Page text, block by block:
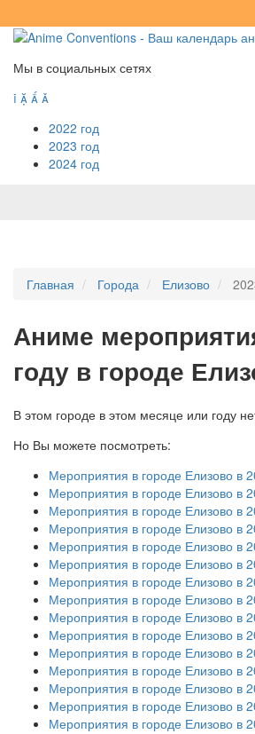
Мы в социальных сетях
   
2022 год
2023 год
2024 год
Главная Города Елизово
Аниме
году в городе
В этом городе в этом месяце или году
Но Вы можете посмотреть:
Мероприятия в городе Елизово в
Мероприятия в городе Елизово в
Мероприятия в городе Елизово в
Мероприятия в городе Елизово в
Мероприятия в городе Елизово в
Мероприятия в городе Елизово в
Мероприятия в городе Елизово в
Мероприятия в городе Елизово в
Мероприятия в городе Елизово в
Мероприятия в городе Елизово в
Мероприятия в городе Елизово в
Мероприятия в городе Елизово в
Мероприятия в городе Елизово в
Мероприятия в городе Елизово в
Мероприятия в городе Елизово в